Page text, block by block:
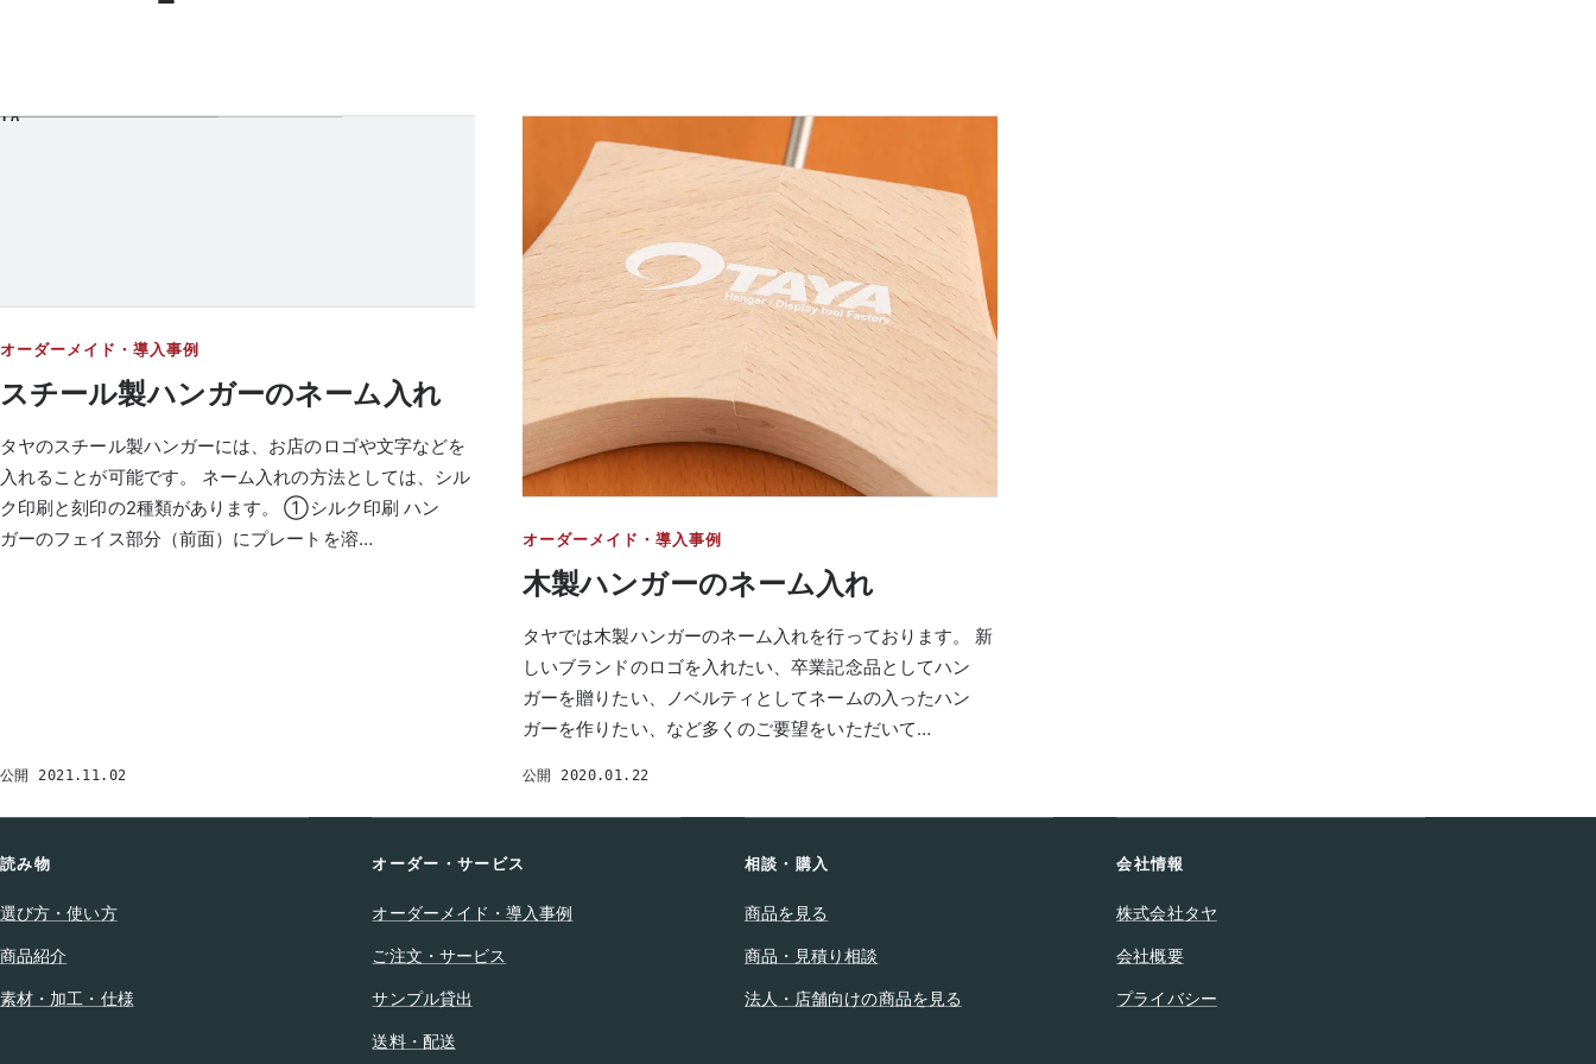
オーダーメイド・導入事例
スチール製ハンガーのネーム入れ
タヤのスチール製ハンガーには、お店のロゴや文字などを
入れることが可能です。 ネーム入れの方法としては、シル
ク印刷と刻印の2種類があります。 ①シルク印刷 ハン
ガーのフェイス部分（前面）にプレートを溶…
公開 2021.11.02
オーダーメイド・導入事例
木製ハンガーのネーム入れ
タヤでは木製ハンガーのネーム入れを行っております。 新
しいブランドのロゴを入れたい、卒業記念品としてハン
ガーを贈りたい、ノベルティとしてネームの入ったハン
ガーを作りたい、など多くのご要望をいただいて…
公開 2020.01.22
読み物
選び方・使い方
商品紹介
素材・加工・仕様
オーダー・サービス
オーダーメイド・導入事例
ご注文・サービス
サンプル貸出
送料・配送
相談・購入
商品を見る
商品・見積り相談
法人・店舗向けの商品を見る
会社情報
株式会社タヤ
会社概要
プライバシー